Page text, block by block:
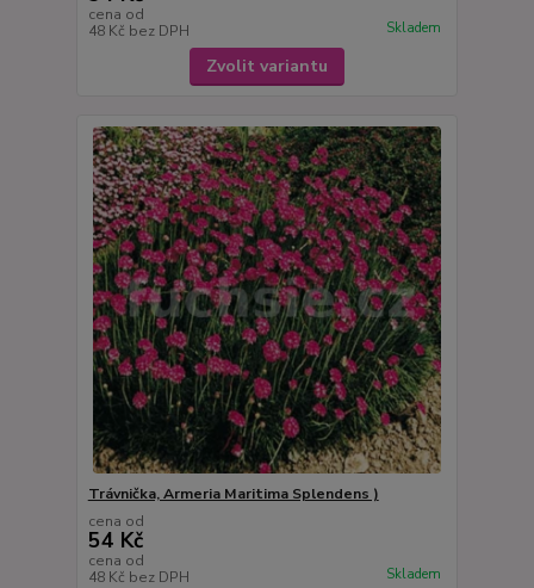
cena od
48 Kč bez DPH Skladem
Zvolit variantu
Trávnička, Armeria Maritima Splendens )
cena od
54 Kč
cena od
48 Kč bez DPH Skladem